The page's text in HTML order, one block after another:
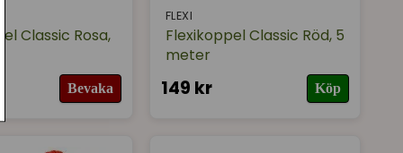
Classic Rosa,
Bevaka
FLEXI
Flexikoppel Classic Röd, 5
meter
149 kr Köp